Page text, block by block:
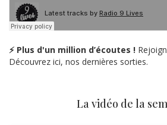
⚡ Plus d'un million d’écoutes !
Découvrez ici, nos dernières sorties.
La vidéo de la